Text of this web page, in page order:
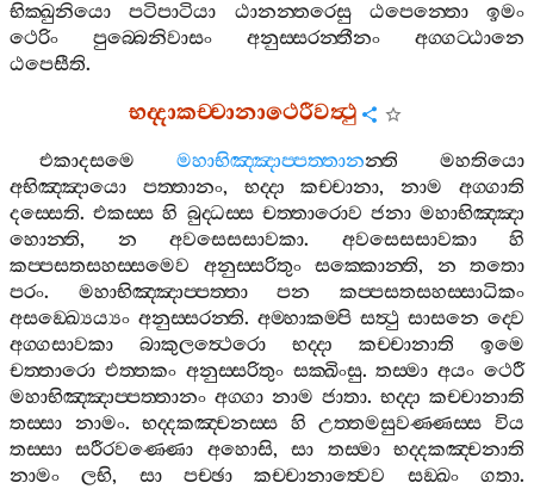
භික‍්ඛුනියො
පටිපාටියා ඨානන‍්තරෙසු ඨපෙන‍්තො
ඉමං
ථෙරිං
පුබ‍්බෙනිවාසං අනුස‍්සරන‍්තීනං
අග‍්ගට‍්ඨානෙ
ඨපෙසීති.
භද‍්දාකච‍්චානාථෙරීවත්‍ථු
එකාදසමෙ මහාභිඤ‍්ඤාප‍්පත‍්තානන‍්ති
මහතියො
අභිඤ‍්ඤායො
පත‍්තානං, භද‍්දා කච‍්චානා,නාම
අග‍්ගාති
දස‍්සෙති.එකස‍්ස හි බුද‍්ධස‍්ස චත‍්තාරොව ජනා මහාභිඤ‍්ඤා
හොන‍්ති, න අවසෙසසාවකා. අවසෙසසාවකා
හි
කප‍්පසතසහස‍්සමෙව
අනුස‍්සරිතුං සක‍්කොන‍්ති, න
තතො
පරං. මහාභිඤ‍්ඤාප‍්පත‍්තා පන
කප‍්පසතසහස‍්සාධිකං
අසඞ‍්ඛ්‍යෙය්‍යං අනුස‍්සරන‍්ති. අම‍්හාකම‍්පි සත්‍ථු සාසනෙ ද‍්වෙ
අග‍්ගසාවකා
බාකුලත්‍ථෙරො භද‍්දා කච‍්චානාති
ඉමෙ
චත‍්තාරො එත‍්තකං අනුස‍්සරිතුං සක‍්ඛිංසු.තස‍්මා අයං ථෙරී
මහාභිඤ‍්ඤාප‍්පත‍්තානං අග‍්ගා නාම ජාතා. භද‍්දා කච‍්චානාති
තස‍්සා නාමං.භද‍්දකඤ‍්චනස‍්ස හි උත‍්තමසුවණ‍්ණස‍්ස විය
තස‍්සා
සරීරවණ‍්ණො අහොසි,සා තස‍්මා
භද‍්දකඤ‍්චනාති
නාමං
ලභි, සා පච‍්ඡා කච‍්චානාත්‍වෙව සඞ‍්ඛං ගතා.